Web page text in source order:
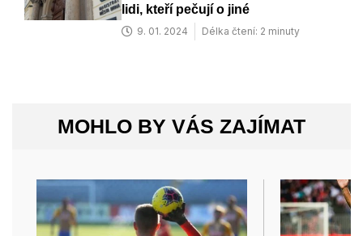
lidi, kteří pečují o jiné
9. 01. 2024 Délka čtení: 2 minuty
MOHLO BY VÁS ZAJÍMAT